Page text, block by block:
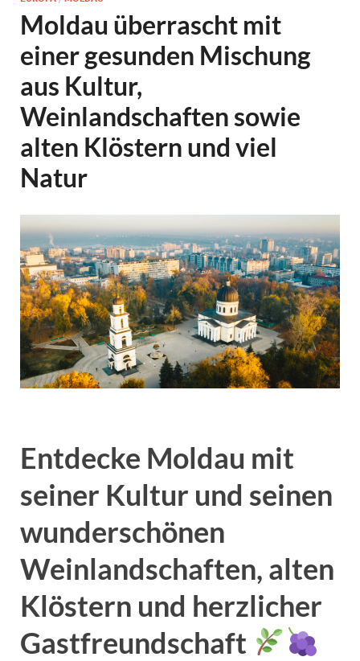
Moldau überrascht mit
einer gesunden Mischung
aus Kultur,
Weinlandschaften sowie
alten Klöstern und viel
Natur
Entdecke Moldau mit
seiner Kultur und seinen
wunderschönen
Weinlandschaften, alten
Klöstern und herzlicher
Gastfreundschaft